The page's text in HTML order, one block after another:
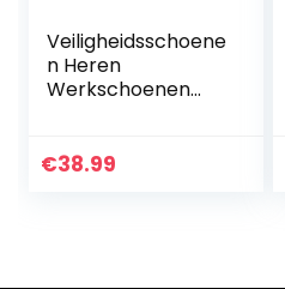
Veiligheidsschoene
n Heren
Werkschoenen
Unisex
€38.99